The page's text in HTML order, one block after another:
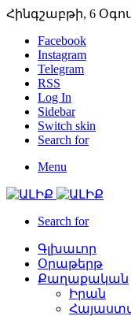
Հինգշաբթի, 6
Facebook
Instagram
Telegram
RSS
Log In
Sidebar
Switch skin
Search for
Menu
Search for
Գլխաւոր
Օրաթերթ
Քաղաքական
Իրան